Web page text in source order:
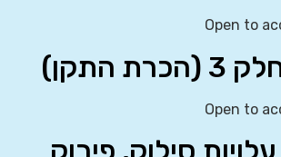
Open to
Open to